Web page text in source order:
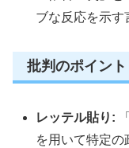
ブな反応を示す
批判のポイント
レッテル貼り:
を用いて特定